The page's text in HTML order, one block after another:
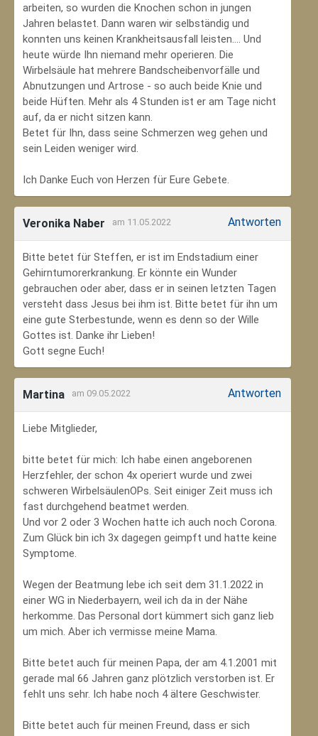
arbeiten, so wurden die Knochen schon in jungen
Jahren belastet. Dann waren wir selbständig und
konnten uns keinen Krankheitsausfall leisten.... Und
heute würde Ihn niemand mehr operieren. Die
Wirbelsäule hat mehrere Bandscheibenvorfälle und
Abnutzungen und Artrose - so auch beide Knie und
beide Hüften. Mehr als 4 Stunden ist er am Tage nicht
auf, da er nicht sitzen kann.
Betet für Ihn, dass seine Schmerzen weg gehen und
sein Leiden weniger wird.
Ich Danke Euch von Herzen für Eure Gebete.
Veronika Naber am 11.05.2022 Antworten
Bitte betet für Steffen, er ist im Endstadium einer
Gehirntumorerkrankung. Er könnte ein Wunder
gebrauchen oder aber, dass er in seinen letzten Tagen
versteht dass Jesus bei ihm ist. Bitte betet für ihn um
eine gute Sterbestunde, wenn es denn so der Wille
Gottes ist. Danke ihr Lieben!
Gott segne Euch!
Martina am 09.05.2022 Antworten
Liebe Mitglieder,
bitte betet für mich: Ich habe einen angeborenen
Herzfehler, der schon 4x operiert wurde und zwei
schweren WirbelsäulenOPs. Seit einiger Zeit muss ich
fast durchgehend beatmet werden.
Und vor 2 oder 3 Wochen hatte ich auch noch Corona.
Zum Glück bin ich 3x dagegen geimpft und hatte keine
Symptome.
Wegen der Beatmung lebe ich seit dem 31.1.2022 in
einer WG in Niederbayern, weil ich da in der Nähe
herkomme. Das Personal dort kümmert sich ganz lieb
um mich. Aber ich vermisse meine Mama.
Bitte betet auch für meinen Papa, der am 4.1.2001 mit
gerade mal 66 Jahren ganz plötzlich verstorben ist. Er
fehlt uns sehr. Ich habe noch 4 ältere Geschwister.
Bitte betet auch für meinen Freund, dass er sich